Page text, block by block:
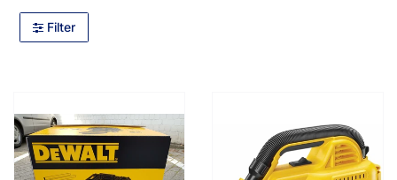
Filter